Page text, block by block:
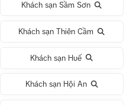
Khách sạn Sầm Sơn
Khách sạn Thiên Cầm
Khách sạn Huế
Khách sạn Hội An